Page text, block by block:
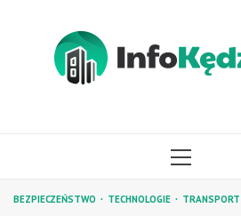
PRIMARY
BEZPIECZEŃSTWO TECHNOLOGIE TRANSPORT